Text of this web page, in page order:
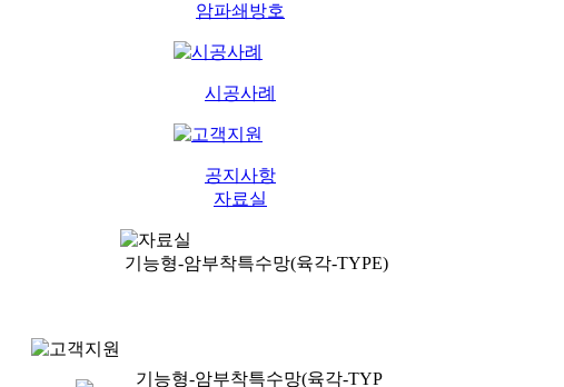
암파쇄방호
시공사례
공지사항
자료실
기능형-암부착특수망(육각-TYPE)
기능형-암부착특수망(육각-TYP